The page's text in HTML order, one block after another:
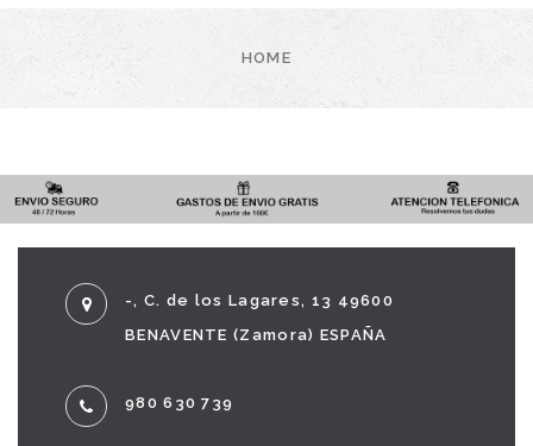
HOME
-, C. de los Lagares, 13 49600
BENAVENTE (Zamora) ESPAÑA
980 630 739